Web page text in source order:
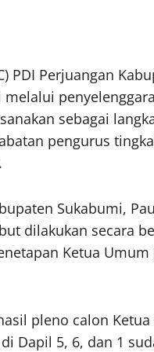
PDI Perjuangan
sebagai
pengurus
Sukabumi,
dilakukan secara
Ketua
pleno calon
Dapil 5, 6, dan 1